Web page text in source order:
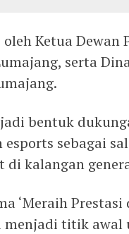
Ketua Dewan
serta
bentuk
sebagai
di kalangan
‘Meraih
menjadi titik